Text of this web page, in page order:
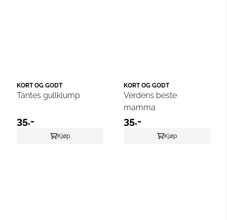
KORT OG GODT
Tantes gullklump
35,-
Kjøp
KORT OG GODT
Verdens beste
mamma
35,-
Kjøp